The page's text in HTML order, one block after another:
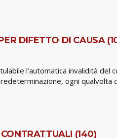
DIFETTO DI CAUSA
l’automatica invalidità del
ogni qualvolta
(140)